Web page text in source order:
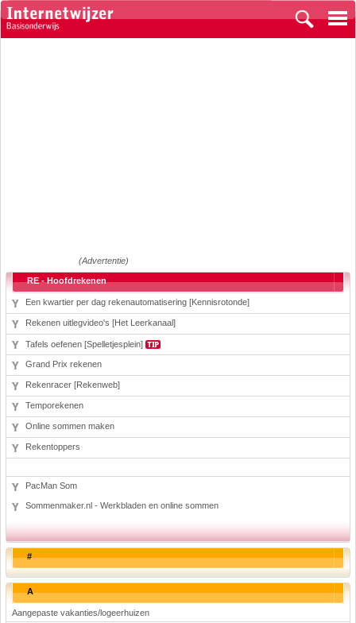
(Advertentie)
RE - Hoofdrekenen
Een kwartier per dag rekenautomatisering [Kennisrotonde]
Rekenen uitlegvideo's [Het Leerkanaal]
Tafels oefenen [Spelletjesplein]
Grand Prix rekenen
Rekenracer [Rekenweb]
Temporekenen
Online sommen maken
Rekentoppers
PacMan Som
Sommenmaker.nl - Werkbladen en online sommen
#
A
Aangepaste vakanties/logeerhuizen